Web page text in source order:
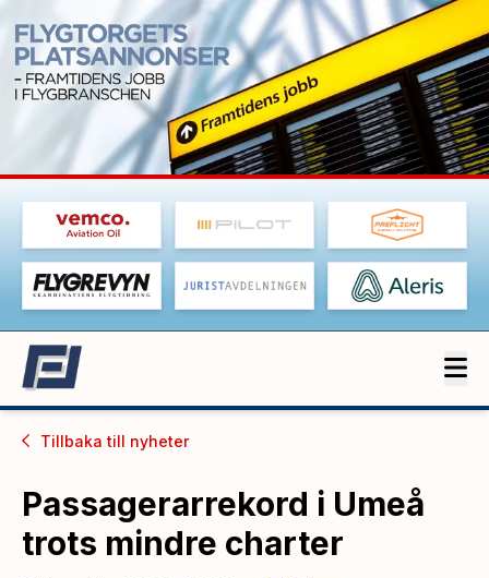
Tillbaka till nyheter
Passagerarrekord i Umeå
trots mindre charter